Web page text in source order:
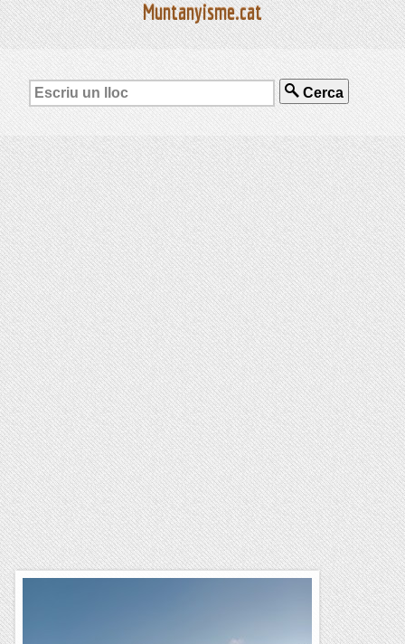
Muntanyisme.cat
Cerca